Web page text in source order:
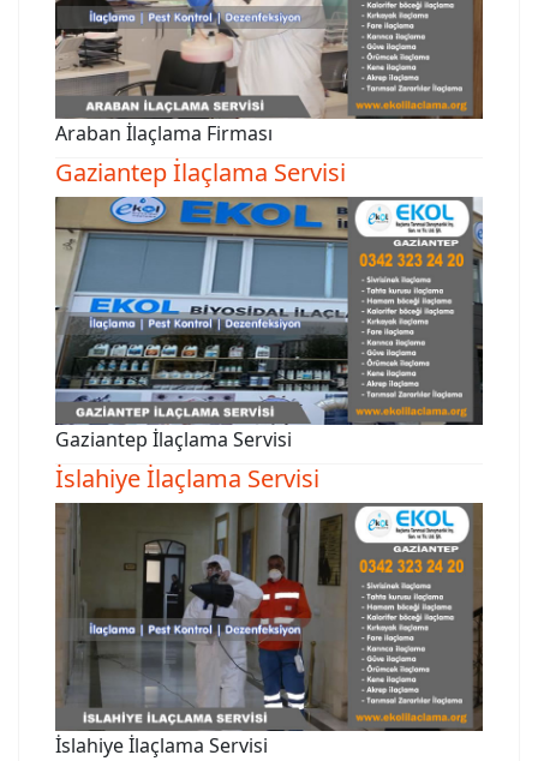
Araban İlaçlama Firması
Gaziantep İlaçlama Servisi
Gaziantep İlaçlama Servisi
İslahiye İlaçlama Servisi
İslahiye İlaçlama Servisi